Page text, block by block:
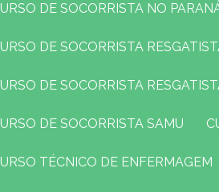
CURSO DE SOCORRISTA NO
CURSO DE SOCORRISTA
CURSO DE SOCORRISTA
CURSO DE SOCORRISTA SAMU
CURSO TÉCNICO DE ENFERMAGEM